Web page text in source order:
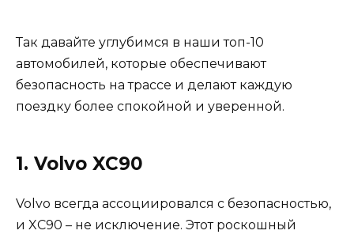
Так давайте углубимся в наши топ-10
автомобилей, которые обеспечивают
безопасность на трассе и делают каждую
поездку более спокойной и уверенной.
1. Volvo XC90
Volvo всегда ассоциировался с безопасностью,
и XC90 – не исключение. Этот роскошный